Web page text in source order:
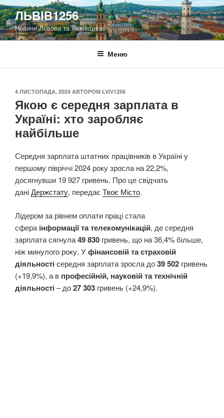
Перейти
до
вмісту
ЛЬВІВ1256
Новини Львова та Львівщини
Меню
ОПУБЛІКОВАНО
4 ЛИСТОПАДА, 2024 АВТОРОМ LVIV1256
Якою є середня зарплата в
Україні: хто заробляє
найбільше
Середня зарплата штатних працівників в Україні у
першому півріччі 2024 року зросла на 22,2%,
досягнувши 19 927 гривень. Про це свідчать
даніДержстату, передає Твоє Місто.
Лідером за рівнем оплати праці стала
сфераінформації та телекомунікацій, де середня
зарплата сягнула49 830 гривень, що на 36,4% більше,
ніж минулого року. Уфінансовій та страховій
діяльності середня зарплата зросла до39 502 гривень
(+19,9%), а в професійній, науковій та технічній
діяльності – до27 303 гривень (+24,9%).